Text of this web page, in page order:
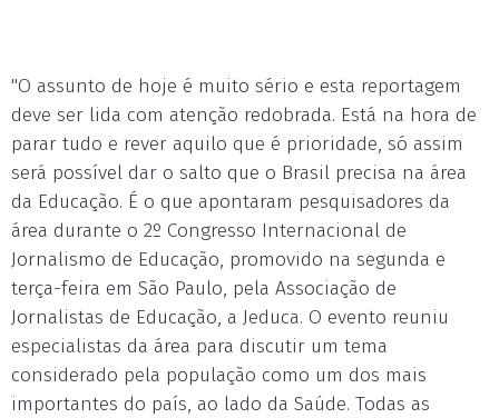
"O assunto de hoje é muito sério e esta reportagem
deve ser lida com atenção redobrada. Está na hora de
parar tudo e rever aquilo que é prioridade, só assim
será possível dar o salto que o Brasil precisa na área
da Educação. É o que apontaram pesquisadores da
área durante o 2º Congresso Internacional de
Jornalismo de Educação, promovido na segunda e
terça-feira em São Paulo, pela Associação de
Jornalistas de Educação, a Jeduca. O evento reuniu
especialistas da área para discutir um tema
considerado pela população como um dos mais
importantes do país, ao lado da Saúde. Todas as